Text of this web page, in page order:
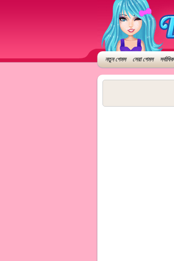
নতুন গেমস সেরা গেমস